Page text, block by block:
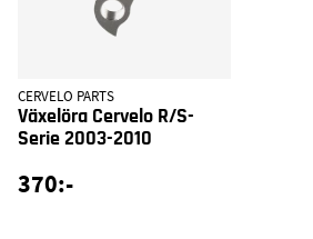
CERVELO PARTS
Växelöra Cervelo R/S-
Serie 2003-2010
370:-